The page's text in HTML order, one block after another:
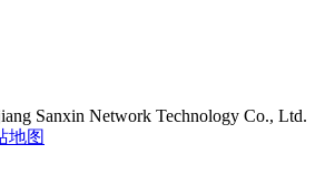
Sanxin Network Technology Co., Ltd.
地图